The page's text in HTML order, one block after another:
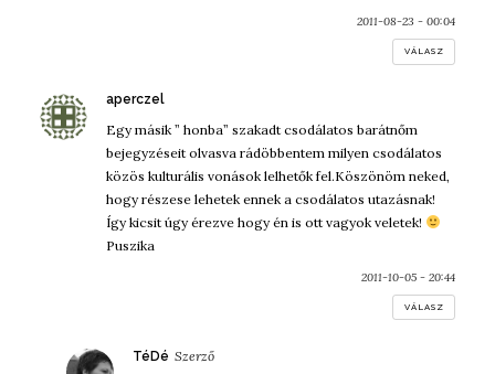
2011-08-23 - 00:04
VÁLASZ
aperczelszerint:
Egy másik ” honba” szakadt csodálatos barátnőm
bejegyzéseit olvasva rádöbbentem milyen csodálatos
közös kulturális vonások lelhetők fel.Köszönöm neked,
hogy részese lehetek ennek a csodálatos utazásnak!
Így kicsit úgy érezve hogy én is ott vagyok veletek!
Puszika
2011-10-05 - 20:44
VÁLASZ
TéDé szerint: